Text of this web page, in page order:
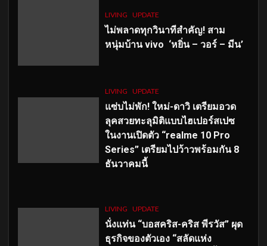
LIVING UPDATE
ไม่พลาดทุกวินาทีสำคัญ! สาม
หนุ่มบ้าน vivo ‘หยิ่น – วอร์ – มีน’
LIVING UPDATE
แซ่บไม่พัก! ใหม่-ดาวิ เตรียมอวด
ลุคสวยทะลุมิติแบบไฮเปอร์สเปซ
ในงานเปิดตัว “realme 10 Pro
Series” เตรียมไปว้าวพร้อมกัน 8
ธันวาคมนี้
LIVING UPDATE
นั่งแท่น “บอสคริส-คริส พีรวัส” ผุด
ธุรกิจของตัวเอง “สลัดแห่ง